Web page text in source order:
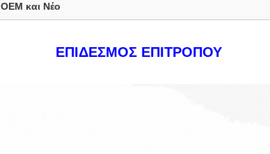
OEM και Νέο
ΕΠΙΔΕΣΜΟΣ ΕΠΙΤΡΟΠΟΥ